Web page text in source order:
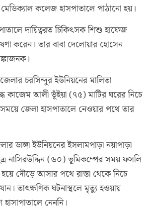
কলেজ হাসপাতালে পাঠানো হয়।
দায়িত্বরত চিকিৎসক শিশু হাফেজ
করেন। তার বাবা দেলোয়ার হোসেন
চরসিন্দুর ইউনিয়নের মালিতা
কাজেম আলী ভূঁইয়া (৭৫) মাটির ঘরের নিচে
জেলা হাসপাতালে নেওয়ার পথে তার
ডাঙ্গা ইউনিয়নের ইসলামপাড়া নয়াপাড়া
নাসিরউদ্দিন (৬০) ভূমিকম্পের সময় ফসলি
দৌড়ে আসার পথে রাস্তা থেকে নিচে
তাৎক্ষণিক ঘটনাস্থলে মৃত্যু হওয়ায়
হাসাপাতালে নেননি।